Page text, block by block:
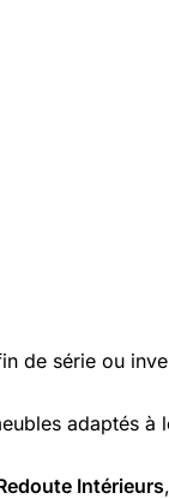
de série ou
adaptés à
Intérieurs